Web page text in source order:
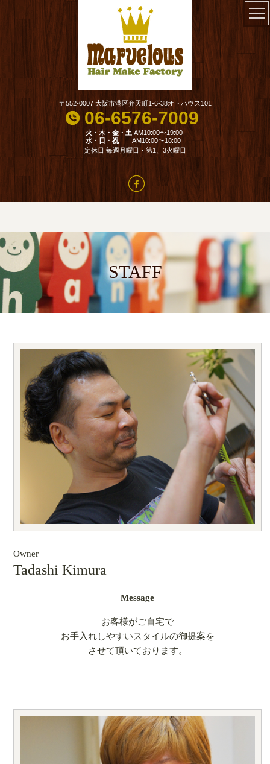
〒552-0007 大阪市港区弁天町1-6-38オトハウス101
06-6576-7009
火・木・金・土 AM10:00〜19:00
水・日・祝
AM10:00〜18:00
定休日:毎週月曜日・第1、3火曜日
STAFF
Owner
Tadashi Kimura
Message
お客様がご自宅で
お手入れしやすいスタイルの御提案を
させて頂いております。